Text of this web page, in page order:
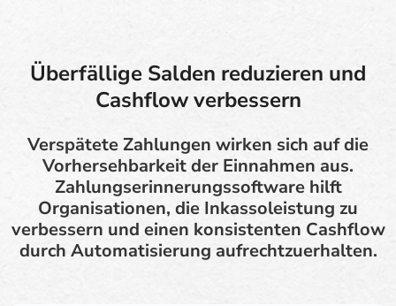
Überfällige Salden reduzieren und
Cashflow verbessern
Verspätete Zahlungen wirken sich auf die
Vorhersehbarkeit der Einnahmen aus.
Zahlungserinnerungssoftware hilft
Organisationen, die Inkassoleistung zu
verbessern und einen konsistenten Cashflow
durch Automatisierung aufrechtzuerhalten.